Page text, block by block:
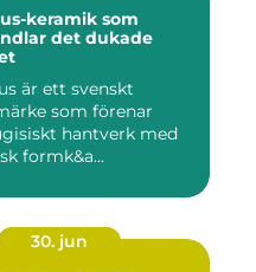
keramik som
det dukade
är ett svenskt
som förenar
hantverk med
formk&a...
30. jun